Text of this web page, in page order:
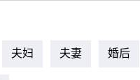
夫妇 夫妻 婚后